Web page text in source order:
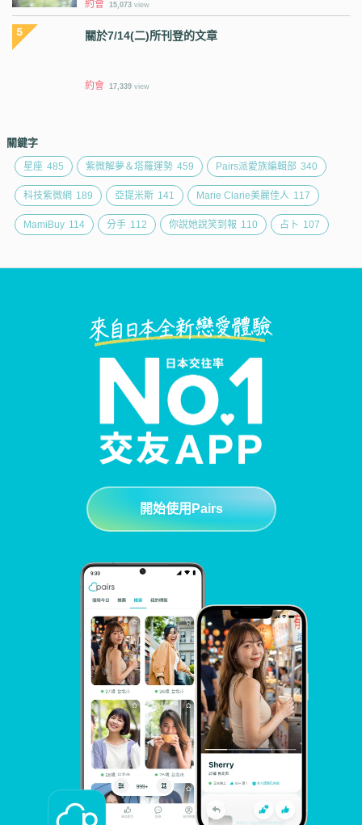
約會 15,073 view
關於7/14(二)所刊登的文章
約會 17,339 view
關鍵字
星座 485 紫微解夢＆塔羅運勢 459 Pairs派愛族編輯部 340
科技紫微網 189 亞提米斯 141 Marie Clarie美麗佳人 117
MamiBuy 114 分手 112 你說她說笑到報 110 占卜 107
開始使用Pairs